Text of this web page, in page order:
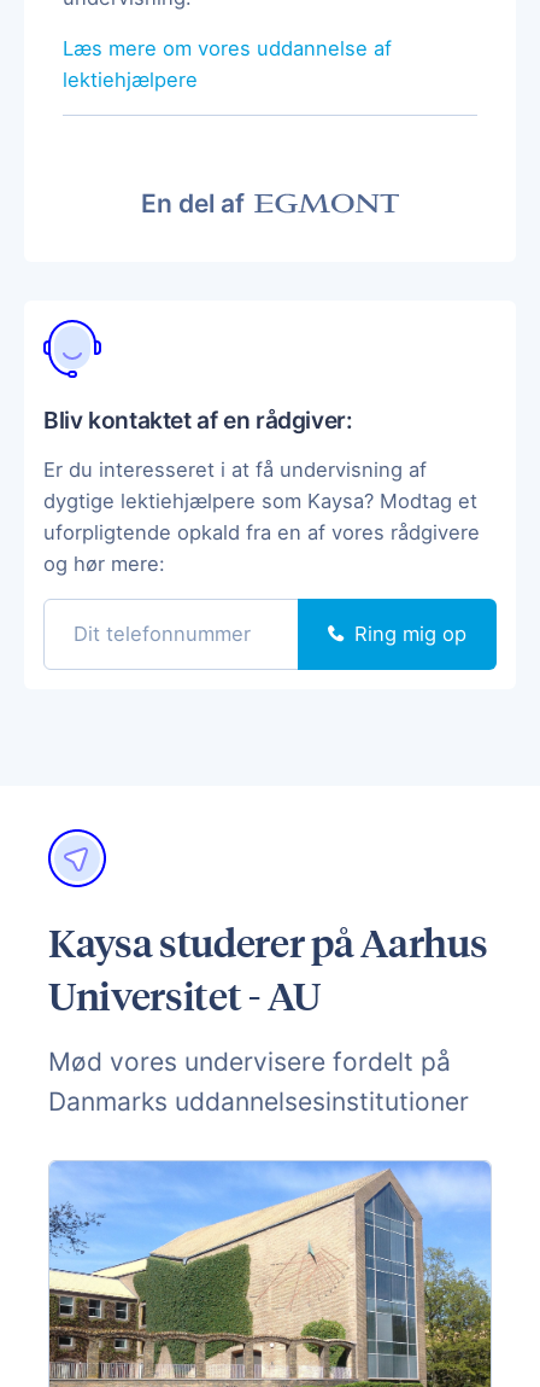
Læs mere om vores uddannelse af
lektiehjælpere
En del af
Bliv kontaktet af en rådgiver:
Er du interesseret i at få undervisning af
dygtige lektiehjælpere som Kaysa? Modtag et
uforpligtende opkald fra en af vores rådgivere
og hør mere:
Ring mig op
Kaysa studerer på Aarhus
Universitet - AU
Mød vores undervisere fordelt på
Danmarks uddannelsesinstitutioner